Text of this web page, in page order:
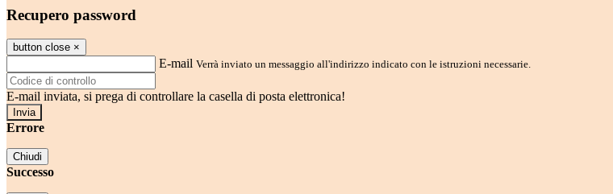
Recupero password
button close ×
E-mail Verrà inviato un messaggio all'indirizzo indicato con le istruzioni necessarie.
E-mail inviata, si prega di controllare la casella di posta elettronica!
Errore
Chiudi
Successo